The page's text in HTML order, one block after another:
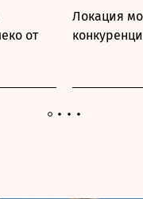
от
Локация